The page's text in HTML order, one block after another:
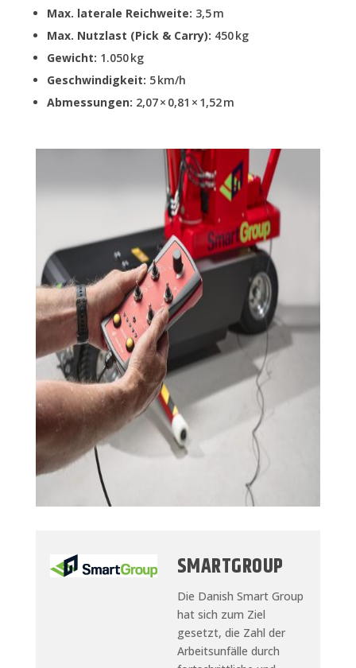
Max. laterale Reichweite: 3,5 m
Max. Nutzlast (Pick & Carry): 450 kg
Gewicht: 1.050 kg
Geschwindigkeit: 5 km/h
Abmessungen: 2,07 × 0,81 × 1,52 m
SMARTGROUP
Die Danish Smart Group
hat sich zum Ziel
gesetzt, die Zahl der
Arbeitsunfälle durch